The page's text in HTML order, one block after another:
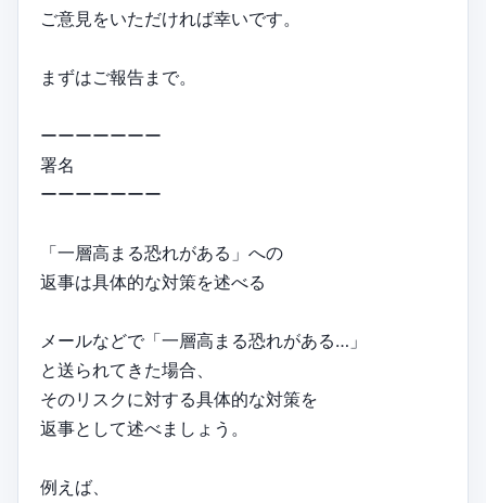
ご意見をいただければ幸いです。
まずはご報告まで。
ーーーーーーー
署名
ーーーーーーー
「一層高まる恐れがある」への
返事は具体的な対策を述べる
メールなどで「一層高まる恐れがある…」
と送られてきた場合、
そのリスクに対する具体的な対策を
返事として述べましょう。
例えば、